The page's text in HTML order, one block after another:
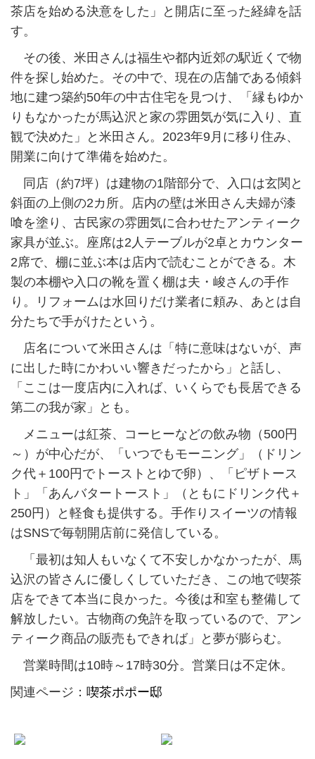
茶店を始める決意をした」と開店に至った経緯を話
す。
その後、米田さんは福生や都内近郊の駅近くで物
件を探し始めた。その中で、現在の店舗である傾斜
地に建つ築約50年の中古住宅を見つけ、「縁もゆか
りもなかったが馬込沢と家の雰囲気が気に入り、直
観で決めた」と米田さん。2023年9月に移り住み、
開業に向けて準備を始めた。
同店（約7坪）は建物の1階部分で、入口は玄関と
斜面の上側の2カ所。店内の壁は米田さん夫婦が漆
喰を塗り、古民家の雰囲気に合わせたアンティーク
家具が並ぶ。座席は2人テーブルが2卓とカウンター
2席で、棚に並ぶ本は店内で読むことができる。木
製の本棚や入口の靴を置く棚は夫・峻さんの手作
り。リフォームは水回りだけ業者に頼み、あとは自
分たちで手がけたという。
店名について米田さんは「特に意味はないが、声
に出した時にかわいい響きだったから」と話し、
「ここは一度店内に入れば、いくらでも長居できる
第二の我が家」とも。
メニューは紅茶、コーヒーなどの飲み物（500円
～）が中心だが、「いつでもモーニング」（ドリン
ク代＋100円でトーストとゆで卵）、「ピザトース
ト」「あんバタートースト」（ともにドリンク代＋
250円）と軽食も提供する。手作りスイーツの情報
はSNSで毎朝開店前に発信している。
「最初は知人もいなくて不安しかなかったが、馬
込沢の皆さんに優しくしていただき、この地で喫茶
店をできて本当に良かった。今後は和室も整備して
解放したい。古物商の免許を取っているので、アン
ティーク商品の販売もできれば」と夢が膨らむ。
営業時間は10時～17時30分。営業日は不定休。
関連ページ： 喫茶ポポー邸